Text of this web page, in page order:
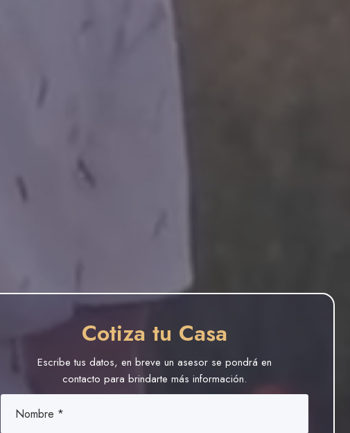
Cotiza tu Casa
Escribe tus datos, en breve un asesor se pondrá en
contacto para brindarte más información.